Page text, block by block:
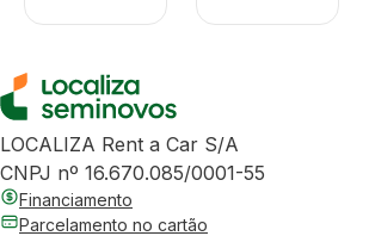
LOCALIZA Rent a Car S/A
CNPJ nº 16.670.085/0001-55
Financiamento
Parcelamento no cartão